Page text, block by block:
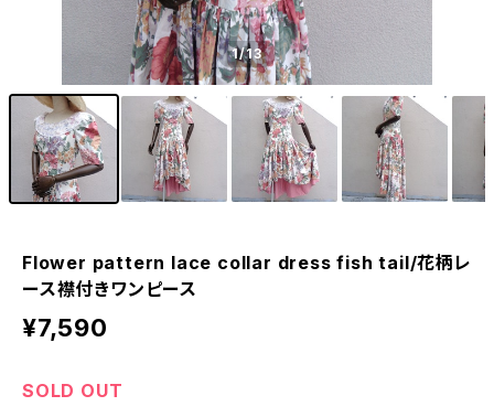
1/13
Flower pattern lace collar dress fish tail/花柄レ
ース襟付きワンピース
¥7,590
SOLD OUT